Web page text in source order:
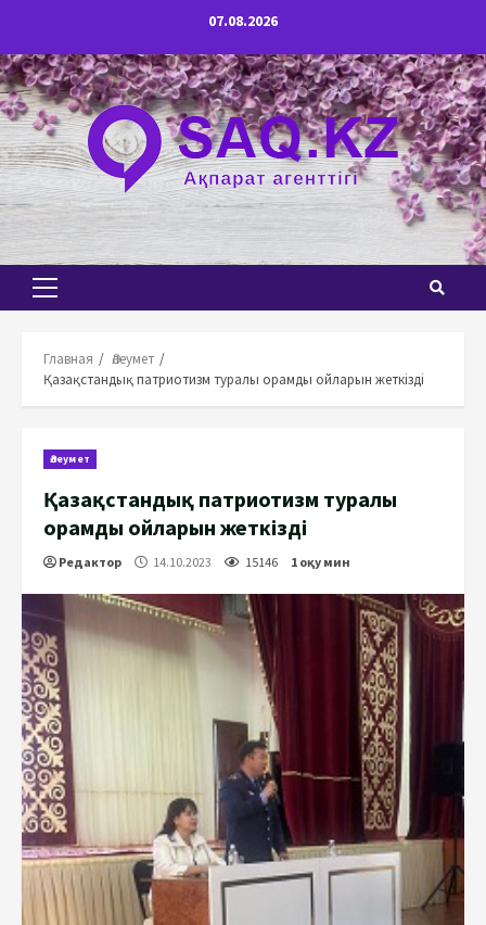
содержимому
07.08.2026
Основное
Главная
Әлеумет
Қазақстандық патриотизм туралы орамды ойларын жеткізді
Әлеумет
Қазақстандық патриотизм туралы
орамды ойларын жеткізді
Редактор 14.10.2023 15146 1 оқу мин